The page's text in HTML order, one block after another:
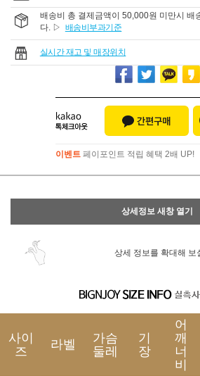
배송비 총 결제금액이 50,000원 미만시 배
다. ▷ 배송비부과기준
실시간 재고 및 매장위치
이벤트 페이포인트 적립 혜택 2배 UP!
이벤트페이포인트 적립 혜택 2배 UP!
상세정보 새창 열기
상세 정보를 확대해 보
사이
즈
라벨
가슴
둘레
기
장
어
깨
너
비